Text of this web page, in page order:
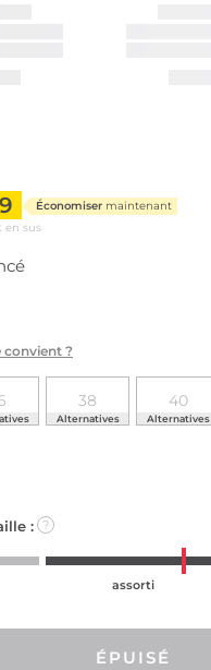
Économiser maintenant
en sus
convient ?
38
Alternatives
40
Alternatives
: ?
assorti
ÉPUISÉ